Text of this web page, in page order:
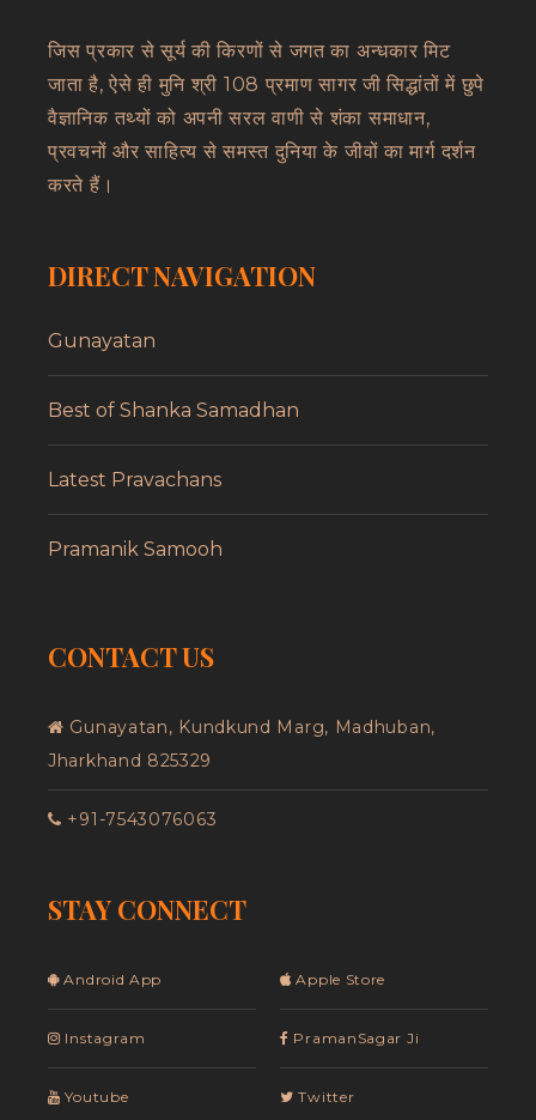
जिस प्रकार से सूर्य की किरणों से जगत का अन्धकार मिट
जाता है, ऐसे ही मुनि श्री 108 प्रमाण सागर जी सिद्धांतों में छुपे
वैज्ञानिक तथ्यों को अपनी सरल वाणी से शंका समाधान,
प्रवचनों और साहित्य से समस्त दुनिया के जीवों का मार्ग दर्शन
करते हैं।
DIRECT NAVIGATION
Gunayatan
Best of Shanka Samadhan
Latest Pravachans
Pramanik Samooh
CONTACT US
Gunayatan, Kundkund Marg, Madhuban,
Jharkhand 825329
+91-7543076063
STAY CONNECT
Android App
Instagram
Youtube
Apple Store
PramanSagar Ji
Twitter